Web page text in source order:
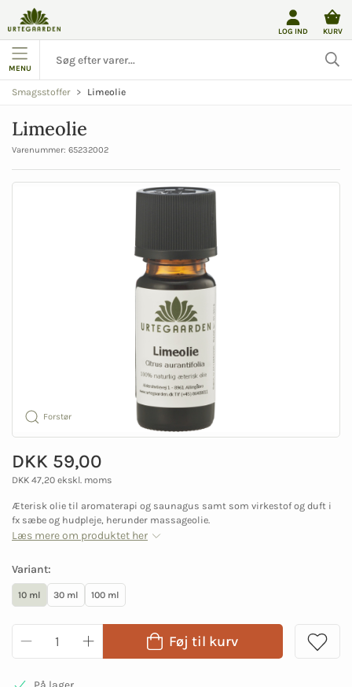
LOG IND KURV
MENU
Smagsstoffer Limeolie
Limeolie
Varenummer: 65232002
Forstør
DKK 59,00
DKK 47,20 ekskl. moms
Æterisk olie til aromaterapi og saunagus samt som virkestof og duft i
fx sæbe og hudpleje, herunder massageolie.
Læs mere om produktet her
Variant:
10 ml 30 ml 100 ml
Føj til kurv